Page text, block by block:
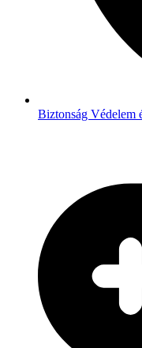
Biztonság Védelem